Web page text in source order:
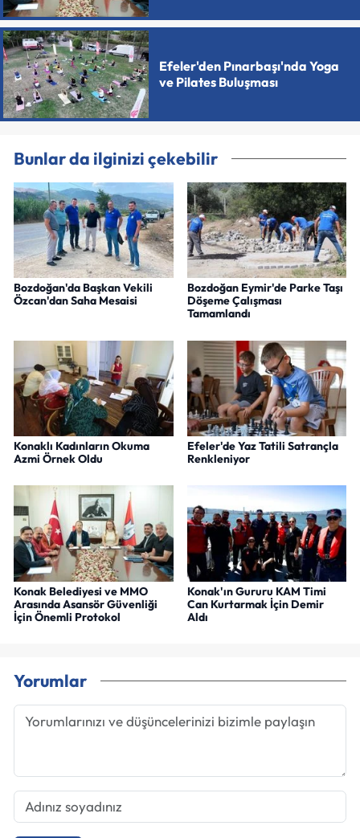
Efeler'den Pınarbaşı'nda Yoga
ve Pilates Buluşması
Bunlar da ilginizi çekebilir
Bozdoğan'da Başkan Vekili
Özcan'dan Saha Mesaisi
Bozdoğan Eymir'de Parke Taşı
Döşeme Çalışması
Tamamlandı
Konaklı Kadınların Okuma
Azmi Örnek Oldu
Efeler'de Yaz Tatili Satrançla
Renkleniyor
Konak Belediyesi ve MMO
Arasında Asansör Güvenliği
İçin Önemli Protokol
Konak'ın Gururu KAM Timi
Can Kurtarmak İçin Demir
Aldı
Yorumlar